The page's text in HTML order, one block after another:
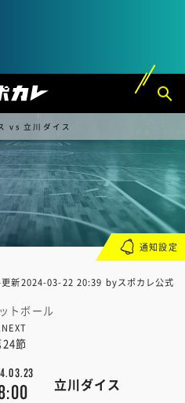
vs 立川ダイス
新2024-03-22 20:39 byスポカレ公式
トボール
24節
立川ダイス
通知設定